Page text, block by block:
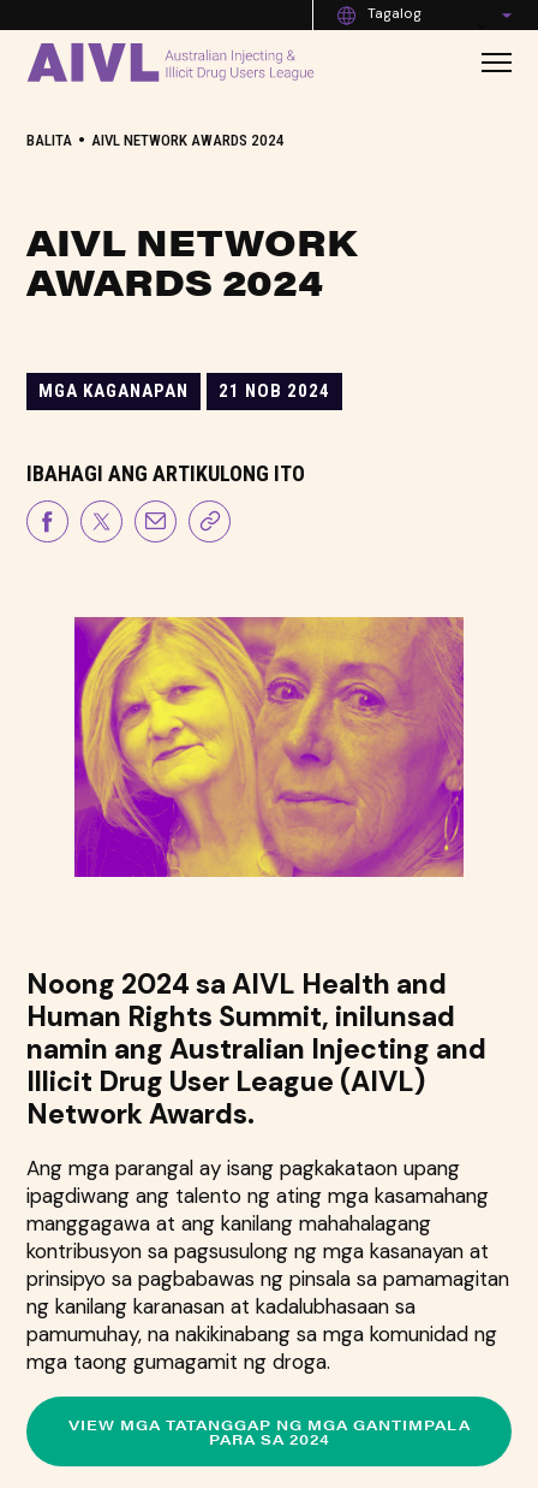
Tagalog
BALITA • AIVL NETWORK AWARDS 2024
AIVL NETWORK
AWARDS 2024
MGA KAGANAPAN 21 NOB 2024
IBAHAGI ANG ARTIKULONG ITO
Noong 2024 sa AIVL Health and
Human Rights Summit, inilunsad
namin ang Australian Injecting and
Illicit Drug User League (AIVL)
Network Awards.
Ang mga parangal ay isang pagkakataon upang
ipagdiwang ang talento ng ating mga kasamahang
manggagawa at ang kanilang mahahalagang
kontribusyon sa pagsusulong ng mga kasanayan at
prinsipyo sa pagbabawas ng pinsala sa pamamagitan
ng kanilang karanasan at kadalubhasaan sa
pamumuhay, na nakikinabang sa mga komunidad ng
mga taong gumagamit ng droga.
VIEW MGA TATANGGAP NG MGA GANTIMPALA
PARA SA 2024